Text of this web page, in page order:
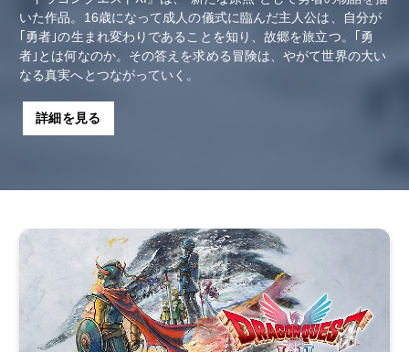
いた作品。16歳になって成人の儀式に臨んだ主人公は、自分が
｢勇者｣の生まれ変わりであることを知り、故郷を旅立つ。｢勇
者｣とは何なのか。その答えを求める冒険は、やがて世界の大い
なる真実へとつながっていく。
詳細を見る